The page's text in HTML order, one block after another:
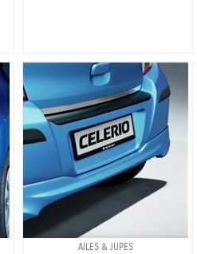
AILES & JUPES